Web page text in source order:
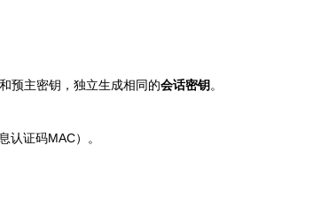
预主密钥，独立生成相同的会话密钥。
认证码MAC）。